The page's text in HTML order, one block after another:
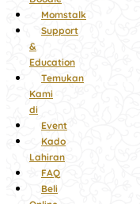
Momstalk
Support
&
Education
Temukan
Kami
di
Event
Kado
Lahiran
FAQ
Beli